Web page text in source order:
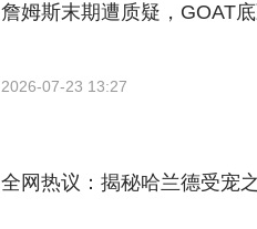
詹姆斯末期遭质疑，GOAT
2026-07-23 13:27
全网热议：揭秘哈兰德受宠